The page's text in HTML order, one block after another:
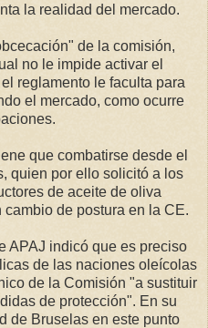
la realidad del mercado.
de la comisión,
no le impide activar el
reglamento le faculta para
el mercado, como ocurre
que combatirse desde el
quien por ello solicitó a los
de aceite de oliva
de postura en la CE.
APAJ indicó que es preciso
de las naciones oleícolas
de la Comisión "a sustituir
de protección". En su
de Bruselas en este punto